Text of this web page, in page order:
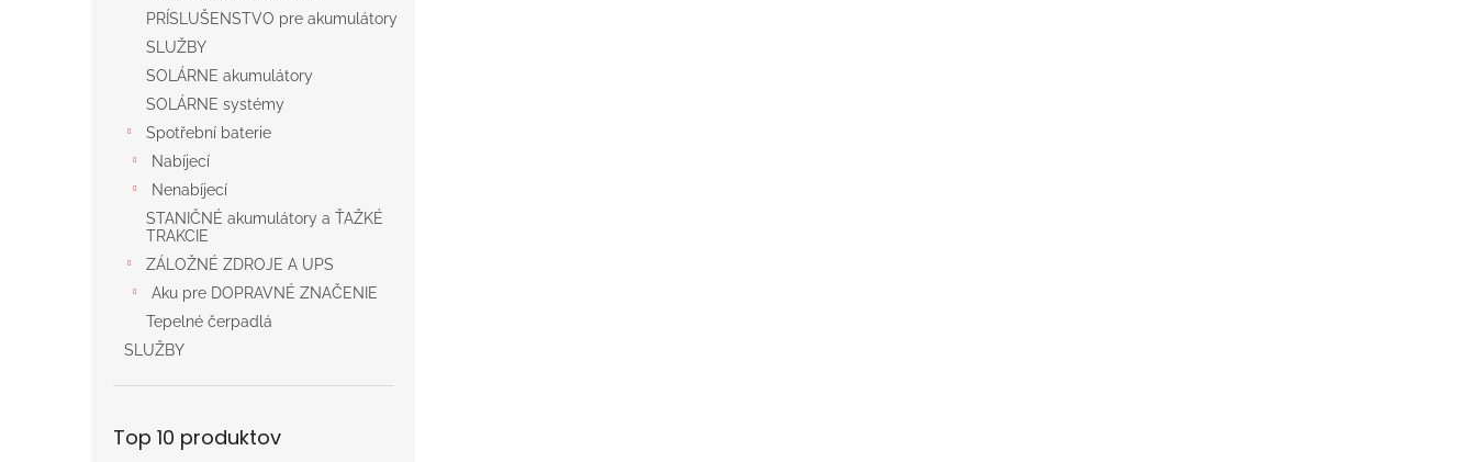
PRÍSLUŠENSTVO pre akumulátory
SLUŽBY
SOLÁRNE akumulátory
SOLÁRNE systémy
Spotřební baterie
Nabíjecí
Nenabíjecí
STANIČNÉ akumulátory a ŤAŽKÉ
TRAKCIE
ZÁLOŽNÉ ZDROJE A UPS
Aku pre DOPRAVNÉ ZNAČENIE
Tepelné čerpadlá
SLUŽBY
Top 10 produktov